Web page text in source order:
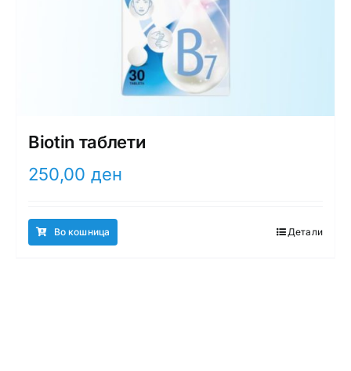
Biotin таблети
250,00 ден
Во кошница Детали